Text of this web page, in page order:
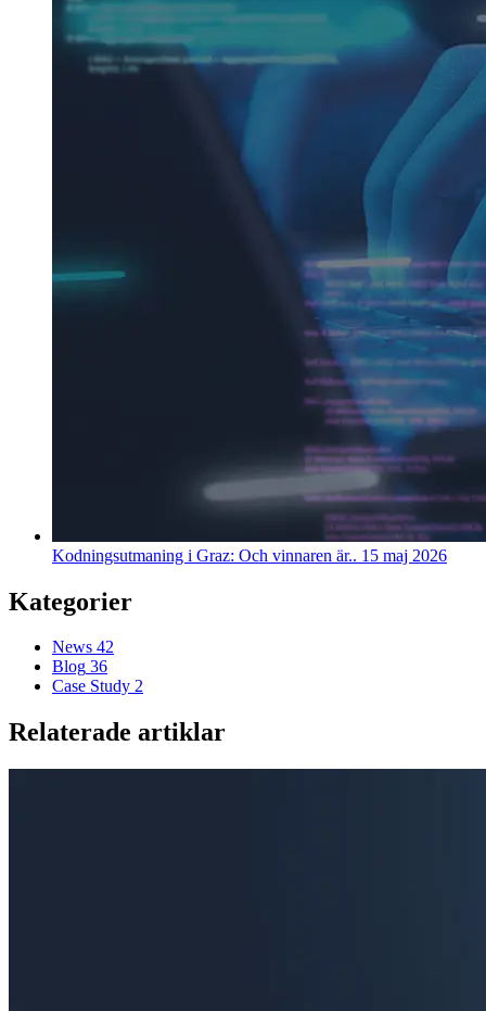
Kodningsutmaning i Graz: Och vinnaren är.. 15 maj 2026
Kategorier
News 42
Blog 36
Case Study 2
Relaterade artiklar